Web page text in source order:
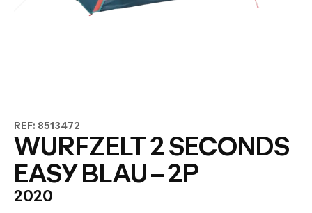
REF: 8513472
WURFZELT 2 SECONDS
EASY BLAU – 2P
2020